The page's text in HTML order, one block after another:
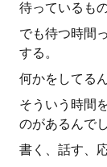
待っているも
でも待つ時間
する。
何かをしてる
そういう時間
のがあるんで
書く、話す、